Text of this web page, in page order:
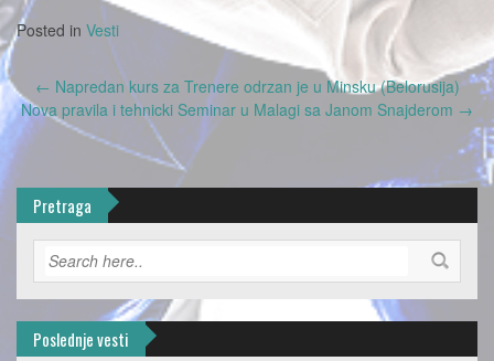
Posted in Vesti
Post
navigation
← Napredan kurs za Trenere odrzan je u Minsku (Belorusija)
Nova pravila i tehnicki Seminar u Malagi sa Janom Snajderom →
Pretraga
Poslednje vesti